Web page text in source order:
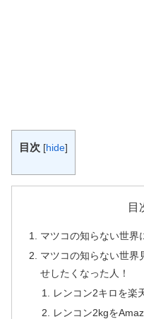
目次 [hide]
目
マツコの知らない世界
マツコの知らない世界
せしたくなった人！
レンコン2キロを楽
レンコン2kgを